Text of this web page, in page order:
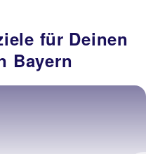
für Deinen
Bayern